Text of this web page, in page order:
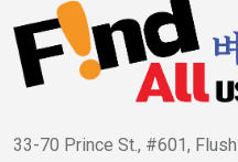
33-70 Prince St., #601,